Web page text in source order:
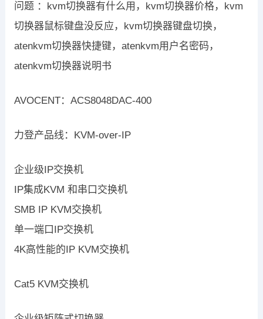
问题 ：kvm切换器有什么用，kvm切换器价格，kvm
切换器鼠标键盘没反应，kvm切换器键盘切换，
atenkvm切换器快捷键，atenkvm用户名密码，
atenkvm切换器说明书
AVOCENT：ACS8048DAC-400
力登产品线：KVM-over-IP
企业级IP交换机
IP集成KVM 和串口交换机
SMB IP KVM交换机
单一端口IP交换机
4K高性能的IP KVM交换机
Cat5 KVM交换机